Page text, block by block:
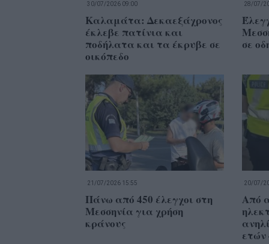
30/07/2026 09:00
Καλαμάτα: Δεκαεξάχρονος
έκλεβε πατίνια και
ποδήλατα και τα έκρυβε σε
οικόπεδο
28/07/
σε
21/07/2026 15:55
Πάνω από 450 έλεγχοι στη
Μεσσηνία για χρήση
κράνους
20/07/
Από
ετών